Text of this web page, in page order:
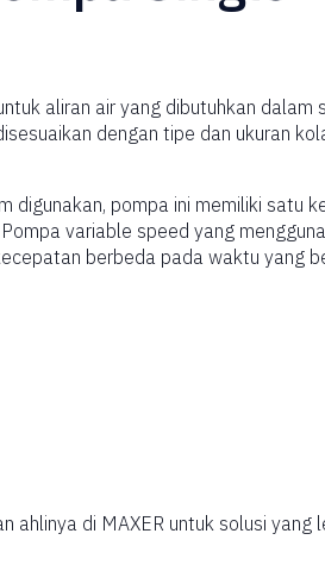
aliran air yang dibutuhkan dalam
dengan tipe dan ukuran
digunakan, pompa ini memiliki satu
variable speed yang
berbeda pada waktu yang
ahlinya di MAXER untuk solusi yang